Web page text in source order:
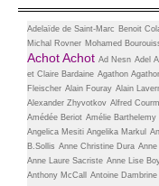
Adelaïde de Saint-Marc Benoit
Michal Rovner Mohamed
Achot Achot Ad Nesn Adel
et Claire Bardaine Agathon
Fleischer Alain Fouray Alain
Alexander Zhyvotkov Alfred
Amédée Beriot Amélie Barthelemy
Angelica Mesiti Angelika Markul
B.Sollis Anne Christine Dura
Anne Laure Sacriste Anne Lise
Anthony McCall Antoine Dambrine